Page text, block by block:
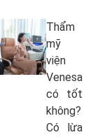
Thẩm
mỹ
viện
Venesa
có tốt
không?
Có lừa